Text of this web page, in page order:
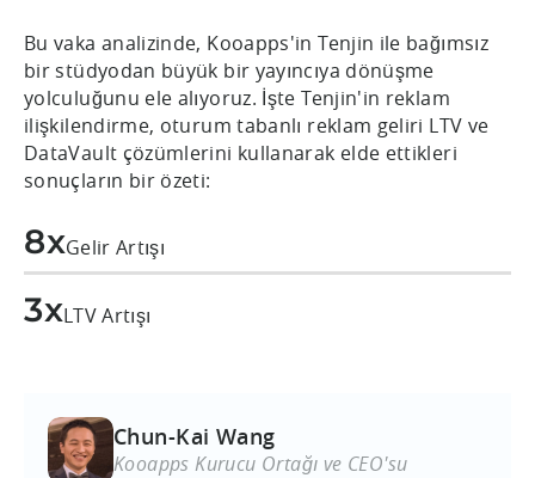
Bu vaka analizinde, Kooapps'in Tenjin ile bağımsız
bir stüdyodan büyük bir yayıncıya dönüşme
yolculuğunu ele alıyoruz. İşte Tenjin'in reklam
ilişkilendirme, oturum tabanlı reklam geliri LTV ve
DataVault çözümlerini kullanarak elde ettikleri
sonuçların bir özeti:
8xGelir Artışı
3xLTV Artışı
Chun-Kai Wang
Kooapps Kurucu Ortağı ve CEO'su